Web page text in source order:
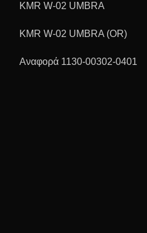
KMR W-02 UMBRA
KMR W-02 UMBRA (OR)
Αναφορά 1130-00302-0401